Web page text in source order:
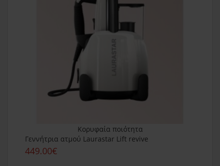
Κορυφαία ποιότητα
Γεννήτρια ατμού Laurastar Lift revive
449.00€